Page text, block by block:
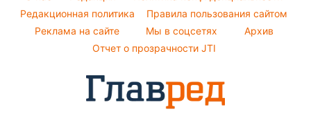
Настя Каменских
Виталий Козловский
София Ротару
Ольга Сумская
Легкие десерты
Напитки
Праздничное меню
Редакционная политика
Правила пользования сайтом
Реклама на сайте
Мы в соцсетях
Архив
Отчет о прозрачности JTI